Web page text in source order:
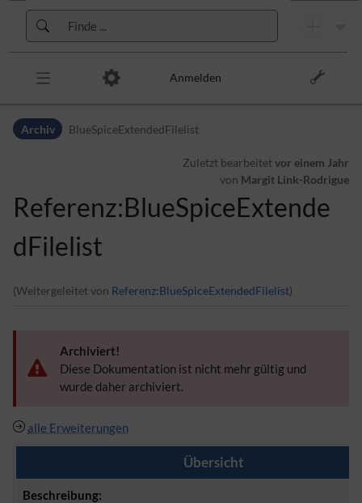
Zur Kopfleiste
Zur Hauptnavigation
Zu den Seitenwerkzeugen
Anmelden
Archiv BlueSpiceExtendedFilelist
Zuletzt bearbeitetvor einem Jahr
von Margit Link-Rodrigue
Referenz:BlueSpiceExtende
dFilelist
(Weitergeleitet von Referenz:BlueSpiceExtendedFilelist)
Archiviert!
Diese Dokumentation ist nicht mehr gültig und
wurde daher archiviert.
alle Erweiterungen
Übersicht
Beschreibung: